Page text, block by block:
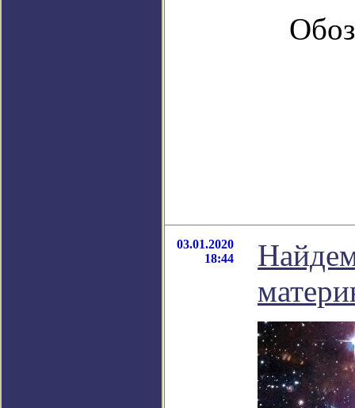
03.01.2020
18:44